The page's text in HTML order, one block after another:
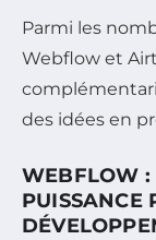
Parmi les
Webflow et
des idées en
WEBFLOW :
PUISSANCE